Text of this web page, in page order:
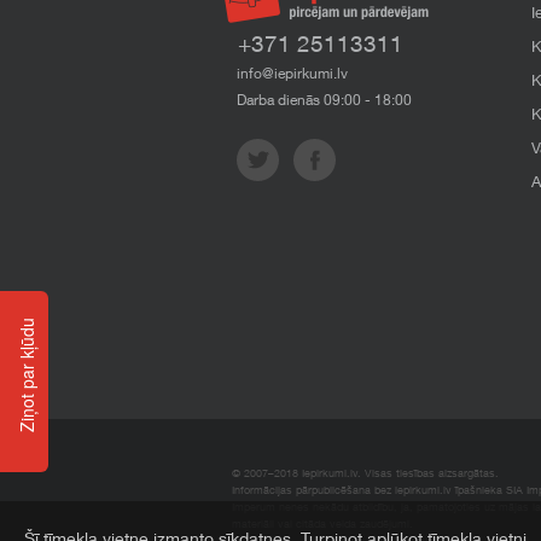
+371 25113311
info@iepirkumi.lv
Darba dienās 09:00 - 18:00
© 2007–2018 Iepirkumi.lv. Visas tiesības aizsargātas.
Informācijas pārpublicēšana bez iepirkumi.lv īpašnieka SIA
Ziņot par kļūdu